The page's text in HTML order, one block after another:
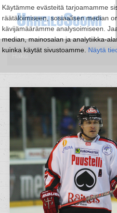
Käytämme evästeitä tarjoamamme
räätälöimiseen, sosiaalisen median
kävijämäärämme analysoimiseen.
median, mainosalan ja analytiikka-
kuinka käytät sivustoamme. Näytä